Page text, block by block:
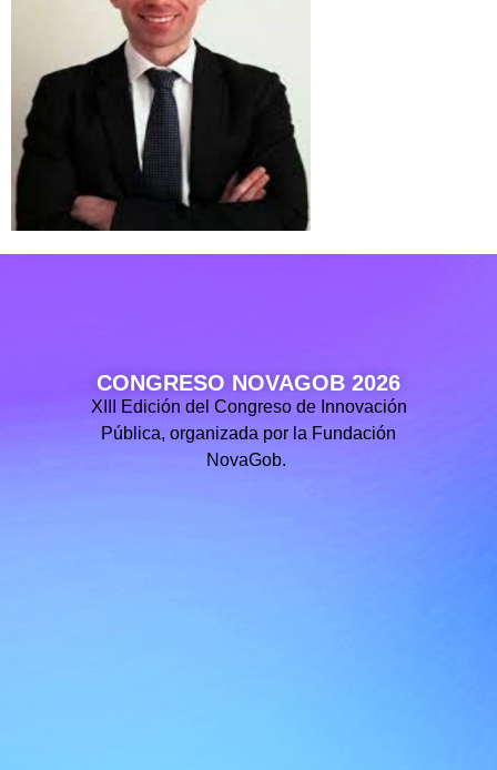
CONGRESO NOVAGOB 2026
XIII Edición del Congreso de Innovación
Pública, organizada por la Fundación
NovaGob.